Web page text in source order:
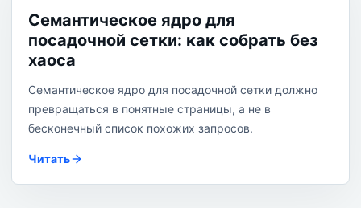
Семантическое ядро для
посадочной сетки: как собрать без
хаоса
Семантическое ядро для посадочной сетки должно
превращаться в понятные страницы, а не в
бесконечный список похожих запросов.
Читать